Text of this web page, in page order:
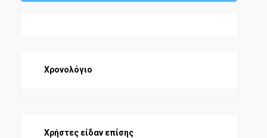
Χρονολόγιο
Χρήστες είδαν επίσης